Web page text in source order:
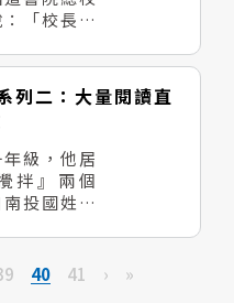
民的閱讀
下雜誌教
出「用閱
望之橋」
們了解他
一件會改變
事；他們
對可以讓
的熱情，
克服推動
創意的中
港教師座
離開學校
仍不斷討
可以怎麼
中央大學學
所教授柯
老師們回
「有什麼
的知識，
界的理解
是由國際
價協會
for the
of
，簡
2001年全
「校長，
成一看，
生讀的書
記，全是
小男生其
有味，故意
」，他已
字書了。
課採用香
院研發的
可認識1千
列二：大量閱讀直
年級，他居
拌』兩個
投國姓鄉
群香港小
生，沒學
40 41 › »